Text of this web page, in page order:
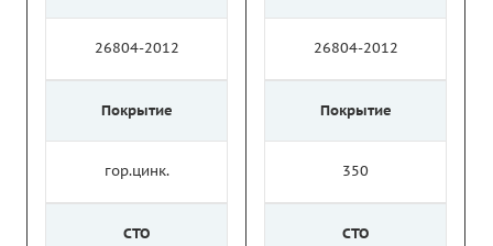
26804-2012
Покрытие
гор.цинк.
СТО
26804-2012
Покрытие
350
СТО